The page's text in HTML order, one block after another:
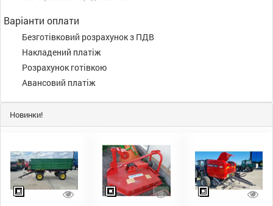
Варіанти оплати
Безготівковий розрахунок з ПДВ
Накладений платіж
Розрахунок готівкою
Авансовий платіж
Новинки!